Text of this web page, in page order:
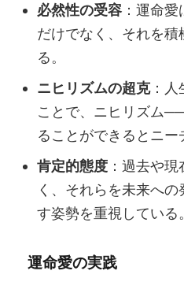
必然性の受容 ：運命
だけでなく、それを
る。
ニヒリズムの超克：人
ことで、ニヒリズム
ることができるとニー
肯定的態度 ：過去や
く、それらを未来へ
す姿勢を重視している。
運命愛の実践